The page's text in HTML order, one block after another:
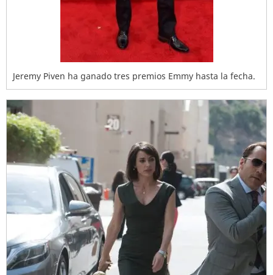
Jeremy Piven ha ganado tres premios Emmy hasta la fecha.